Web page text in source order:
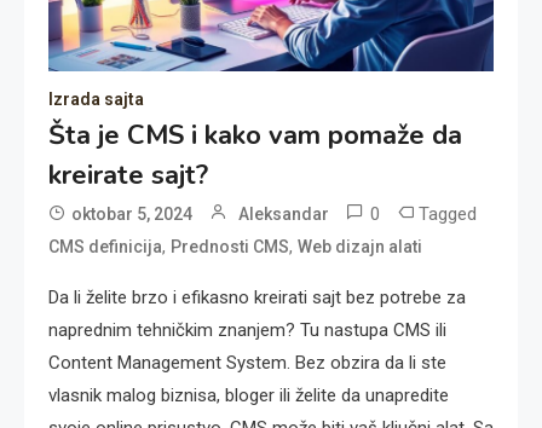
Izrada sajta
Šta je CMS i kako vam pomaže da
kreirate sajt?
oktobar 5, 2024 Aleksandar 0 Tagged
CMS definicija, Prednosti CMS, Web dizajn alati
Da li želite brzo i efikasno kreirati sajt bez potrebe za
naprednim tehničkim znanjem? Tu nastupa CMS ili
Content Management System. Bez obzira da li ste
vlasnik malog biznisa, bloger ili želite da unapredite